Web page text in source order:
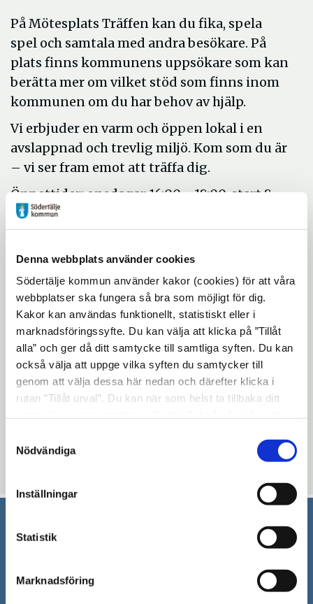
Denna webbplats använder cookies
Södertälje kommun använder kakor (cookies) för att våra
webbplatser ska fungera så bra som möjligt för dig.
Kakor kan användas funktionellt, statistiskt eller i
marknadsföringssyfte. Du kan välja att klicka på ”Tillåt
alla” och ger då ditt samtycke till samtliga syften. Du kan
också välja att uppge vilka syften du samtycker till
genom att välja dessa här nedan och därefter klicka i
rutan ”Tillåt urval”. Du kan när som helst ta tillbaka ditt
"Visa detaljer" kan du läsa om hur kakorna används och
hur vi och våra leverantörer inhämtar och behandlar
Nödvändiga
Inställningar
Statistik
Marknadsföring
På Mötesplats Träffen kan du fika, spela
spel och samtala med andra besökare. På
plats finns kommunens uppsökare som kan
berätta mer om vilket stöd som finns inom
kommunen om du har behov av hjälp.
Vi erbjuder en varm och öppen lokal i en
avslappnad och trevlig miljö. Kom som du är
– vi ser fram emot att träffa dig.
Öppettider: onsdagar 16:00 - 18:00, start 8
oktober.
smartphone Kontaktuppgifter
person Mötesplats Träffen
home Nygatan 4, 1 trappa
151 21 Södertälje
phone 08-523 028 53
Södertälje kommun
Besöksadress: Nyköpingsvägen 26